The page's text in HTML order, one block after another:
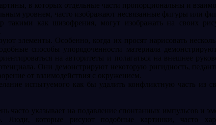
в которых отдельные части пропорциональны и
уровнем, часто изображают несвязанные фигуры или
как шизофрения, могут изображать на своих
элементы. Особенно, когда их просят нарисовать
способы упорядоченности материала демонстрируют
на авторитеты и полагаться на внешнее
Они демонстрируют некоторую ригидность,
от взаимодействия с окружением.
испытуемого как бы удалить конфликтную часть из
часто указывает на подавление спонтанных импульсов и
Люди, которые рисуют подобные картинки, часто